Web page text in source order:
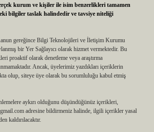
kurum ve kişiler ile isim benzerlikleri tamamen
bilgiler taslak halindedir ve tavsiye niteliği
gereğince Bilgi Teknolojileri ve İletişim Kurumu
bir Yer Sağlayıcı olarak hizmet vermektedir. Bu
proaktif olarak denetleme veya araştırma
Ancak, üyelerimiz yazdıkları içeriklerin
olup, siteye üye olarak bu sorumluluğu kabul etmiş
aykırı olduğunu düşündüğünüz içerikleri,
adresine bildirmeniz halinde, ilgili içerikler yasal
kaldırılacaktır.